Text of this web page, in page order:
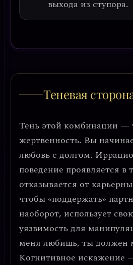
выхода из ступора.
Теневая
Тень этой комбинации —
жертвенность. Вы
любовь с долгом.
поведение проявляется в
отказывается от
чтобы «поддержать»
наоборот, использует
уязвимость для
меня любишь, ты должен
Когнитивное искажение